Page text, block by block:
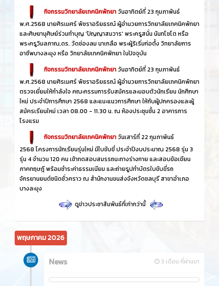
กิจกรรมวิทยาลัยเทคนิคพัทยาวันอาทิตย์ที่ 23 กุมภาพันธ์
พ.ศ.2568 นายศิรเมศร์ พัชราอริยธรณ์ ผู้อำนวยการวิทยาลัยเทคนิคพัทยา
และศิษยานุศิษย์ร่วมทำบุญ 'ปัญญาสมวาร' พระครูสนั่น นันทโชโต หรือ
พระครูวิมลภาณ,ดร. วัดช่องลม นาเกลือ พระผู้ริเริ่มก่อตั้ง วิทยาลัยการ
อาชีพบางละมุง หรือ วิทยาลัยเทคนิคพัทยา ในปัจจุบัน
กิจกรรมวิทยาลัยเทคนิคพัทยาวันอาทิตย์ที่ 23 กุมภาพันธ์
พ.ศ.2568 นายศิรเมศร์ พัชราอริยธรณ์ ผู้อำนวยการวิทยาลัยเทคนิคพัทยา
ตรวจเยี่ยมให้กำลังใจ คณะกรรมการรับสมัครและมอบตัวนักเรียน นักศึกษา
ใหม่ ประจำปีการศึกษา 2568 และแนะแนวการศึกษา ให้กับผู้ปกครองและผู้
สมัครเรียนใหม่ เวลา 08.00 - 11.30 น. ณ ห้องประชุมชั้น 2 อาคารการ
โรงแรม
กิจกรรมวิทยาลัยเทคนิคพัทยาวันเสาร์ที่ 22 กุมภาพันธ์
2568 โครงการนักเรียนรุ่นใหม่ มีใบขับขี่ ประจำปีงบประมาณ 2568 รุ่น 3
รุ่น 4 จำนวน 120 คน เข้าทดสอบสมรรถนะทางร่างกาย และสอบข้อเขียน
ภาคทฤษฎี พร้อมชำระค่าธรรมเนียม และถ่ายรูปทำบัตรใบขับขี่รถ
จักรยานยนต์ชนิดชั่วคราว ณ สำนักงานขนส่งจังหวัดชลบุรี สาขาอำเภอ
บางละมุง
ดูข่าวประชาสัมพันธ์ที่เก่ากว่านี้
พฤษภาคม 2026
3 เดือน ที่ผ่านมา
News